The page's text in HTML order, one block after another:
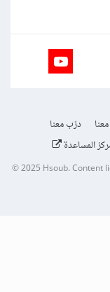
درّب معنا
المساعدة
© 2025Hsoub.Content